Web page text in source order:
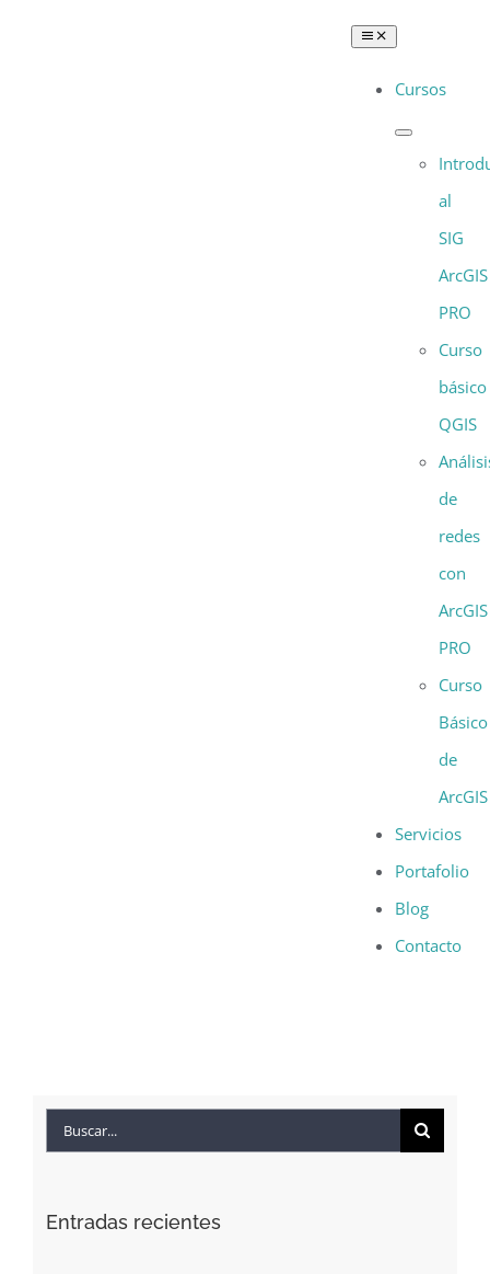
Toggle
Navigation
Cursos
al
SIG
ArcGIS
PRO
Curso
básico
QGIS
de
redes
con
ArcGIS
PRO
Curso
Básico
de
ArcGIS
Servicios
Portafolio
Blog
Contacto
Buscar:
Entradas recientes